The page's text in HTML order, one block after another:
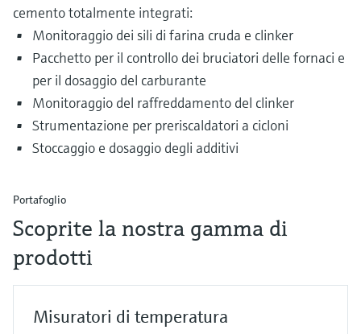
cemento totalmente integrati:
Monitoraggio dei sili di farina cruda e clinker
Pacchetto per il controllo dei bruciatori delle fornaci e
per il dosaggio del carburante
Monitoraggio del raffreddamento del clinker
Strumentazione per preriscaldatori a cicloni
Stoccaggio e dosaggio degli additivi
Portafoglio
Scoprite la nostra gamma di
prodotti
Misuratori di temperatura